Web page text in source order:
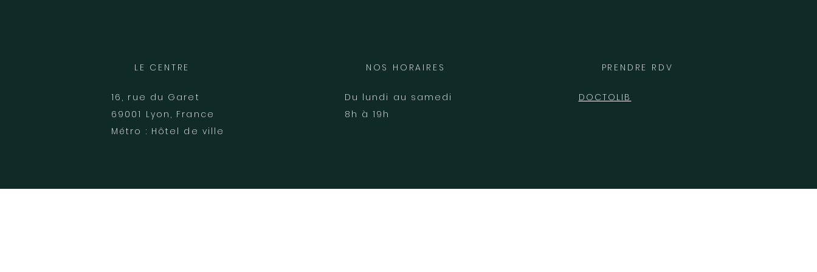
LE CENTRE
16, rue du Garet
69001 Lyon, France
Métro : Hôtel de ville
NOS HORAIRES
Du lundi au samedi
8h à 19h
PRENDRE RDV
DOCTOLIB